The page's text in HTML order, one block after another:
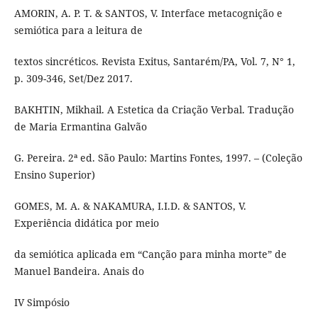
AMORIN, A. P. T. & SANTOS, V. Interface metacognição e
semiótica para a leitura de
textos sincréticos. Revista Exitus, Santarém/PA, Vol. 7, N° 1,
p. 309-346, Set/Dez 2017.
BAKHTIN, Mikhail. A Estetica da Criação Verbal. Tradução
de Maria Ermantina Galvão
G. Pereira. 2ª ed. São Paulo: Martins Fontes, 1997. – (Coleção
Ensino Superior)
GOMES, M. A. & NAKAMURA, I.I.D. & SANTOS, V.
Experiência didática por meio
da semiótica aplicada em “Canção para minha morte” de
Manuel Bandeira. Anais do
IV Simpósio